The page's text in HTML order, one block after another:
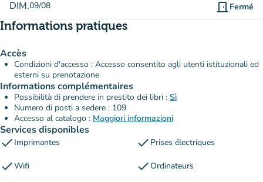
DIM.09/08 door_front Fermé
Informations pratiques
Accès
Condizioni d'accesso : Accesso consentito agli utenti istituzionali ed
esterni su prenotazione
Informations complémentaires
Possibilità di prendere in prestito dei libri : Sì
Numero di posti a sedere : 109
Accesso al catalogo : Maggiori informazioni
Services disponibles
check Imprimantes check Prises électriques
checkWifi checkOrdinateurs